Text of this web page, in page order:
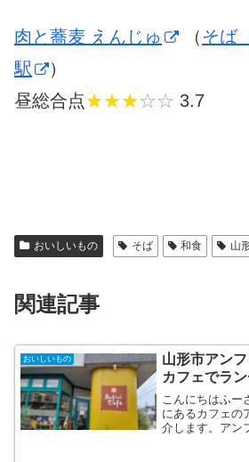
肉と蕎麦 えんじゅ （そば
駅
）
昼総合点★★★☆☆ 3.7
おいしいもの そば 和食 山
関連記事
おいしいもの
山形市アン
カフェでラン
こんにちはふー
にあるカフェの
介します。アン